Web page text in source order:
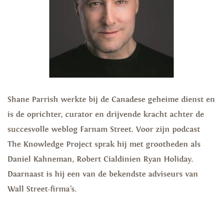
Shane Parrish werkte bij de Canadese geheime dienst en
is de oprichter, curator en drijvende kracht achter de
succesvolle weblog Farnam Street. Voor zijn podcast
The Knowledge Project sprak hij met grootheden als
Daniel Kahneman, Robert Cialdinien Ryan Holiday.
Daarnaast is hij een van de bekendste adviseurs van
Wall Street-firma’s.